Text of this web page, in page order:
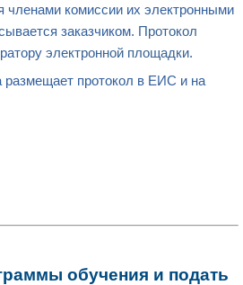
членами комиссии их электронными
заказчиком. Протокол
электронной площадки.
размещает протокол в ЕИС и на
обучения и подать